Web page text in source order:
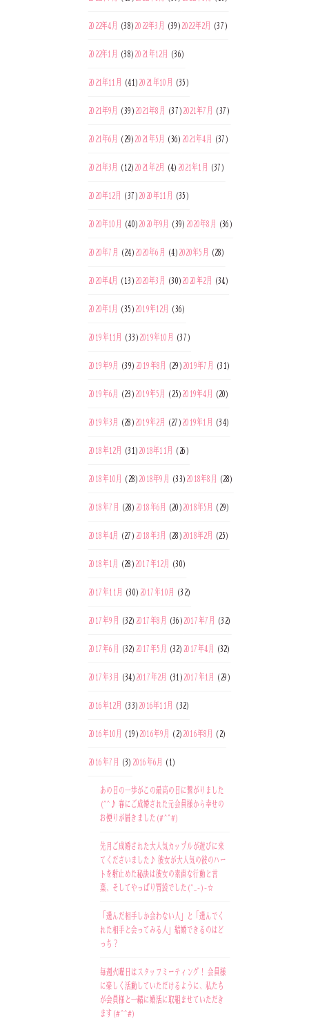
2022年4月 (38) 2022年3月 (39) 2022年2月 (37)
2022年1月 (38) 2021年12月 (36)
2021年11月 (41) 2021年10月 (35)
2021年9月 (39) 2021年8月 (37) 2021年7月 (37)
2021年6月 (29) 2021年5月 (36) 2021年4月 (37)
2021年3月 (12) 2021年2月 (4) 2021年1月 (37)
2020年12月 (37) 2020年11月 (35)
2020年10月 (40) 2020年9月 (39) 2020年8月 (36)
2020年7月 (24) 2020年6月 (4) 2020年5月 (28)
2020年4月 (13) 2020年3月 (30) 2020年2月 (34)
2020年1月 (35) 2019年12月 (36)
2019年11月 (33) 2019年10月 (37)
2019年9月 (39) 2019年8月 (29) 2019年7月 (31)
2019年6月 (23) 2019年5月 (25) 2019年4月 (20)
2019年3月 (28) 2019年2月 (27) 2019年1月 (34)
2018年12月 (31) 2018年11月 (26)
2018年10月 (28) 2018年9月 (33) 2018年8月 (28)
2018年7月 (28) 2018年6月 (20) 2018年5月 (29)
2018年4月 (27) 2018年3月 (28) 2018年2月 (25)
2018年1月 (28) 2017年12月 (30)
2017年11月 (30) 2017年10月 (32)
2017年9月 (32) 2017年8月 (36) 2017年7月 (32)
2017年6月 (32) 2017年5月 (32) 2017年4月 (32)
2017年3月 (34) 2017年2月 (31) 2017年1月 (29)
2016年12月 (33) 2016年11月 (32)
2016年10月 (19) 2016年9月 (2) 2016年8月 (2)
2016年7月 (3) 2016年6月 (1)
あの日の一歩がこの最高の日に繋がりました
(^^♪ 春にご成婚された元会員様から幸せの
お便りが届きました(#^^#)
先月ご成婚された大人気カップルが遊びに来
てくださいました♪ 彼女が大人気の彼のハー
トを射止めた秘訣は彼女の素直な行動と言
葉、そしてやっぱり胃袋でした(^_-)-☆
「選んだ相手しか会わない人」と「選んでく
れた相手と会ってみる人」結婚できるのはど
っち？
毎週火曜日はスタッフミーティング！ 会員様
に楽しく活動していただけるように、私たち
が会員様と一緒に婚活に取組ませていただき
ます(#^^#)